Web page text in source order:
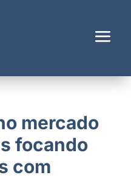
mercado
focando
com